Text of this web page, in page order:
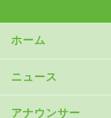
ホーム
ニュース
アナウンサー